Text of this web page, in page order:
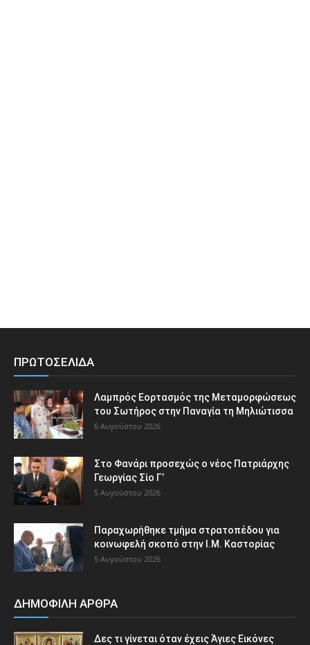
ΠΡΩΤΟΣΕΛΙΔΑ
Λαμπρός Εορτασμός της Μεταμορφώσεως
του Σωτήρος στην Παναγία τη Μηλιώτισσα
6 Αυγούστου 2026
Στο Φανάρι προσεχώς ο νέος Πατριάρχης
Γεωργίας Σίο Γ’
5 Αυγούστου 2026
Παραχωρήθηκε τμήμα στρατοπέδου για
κοινωφελή σκοπό στην Ι.Μ. Καστορίας
5 Αυγούστου 2026
ΔΗΜΟΦΙΛΗ ΑΡΘΡΑ
Δες τι γίνεται όταν έχεις Άγιες Εικόνες